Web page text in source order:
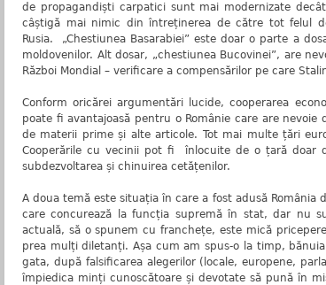
de propagandiști carpatici sunt mai modernizate
câștigă mai nimic din întreținerea de către tot felul
Rusia. „Chestiunea Basarabiei” este doar o parte a
moldovenilor. Alt dosar, „chestiunea Bucovinei”, are
Război Mondial – verificare a compensărilor pe care
Conform oricărei argumentări lucide, cooperarea
poate fi avantajoasă pentru o Românie care are
de materii prime și alte articole. Tot mai multe țări
Cooperările cu vecinii pot fi înlocuite de o țară doar
subdezvoltarea și chinuirea cetățenilor.
A doua temă este situația în care a fost adusă România
care concurează la funcția supremă în stat, dar nu
actuală, să o spunem cu franchețe, este mică
prea mulți diletanți. Așa cum am spus-o la timp,
gata, după falsificarea alegerilor (locale, europene,
împiedica minți cunoscătoare și devotate să pună în